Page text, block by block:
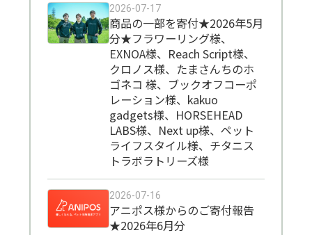
2026-07-17
商品の一部を寄付★2026年5月
分★フラワーリング様、
EXNOA様、Reach Script様、
クロノス様、たまさんちのホ
ゴネコ 様、ブックオフコーポ
レーション様、kakuo
gadgets様、HORSEHEAD
LABS様、Next up様、ペット
ライフスタイル様、チタニス
トラボラトリーズ様
2026-07-16
アニポス様からのご寄付報告
★2026年6月分